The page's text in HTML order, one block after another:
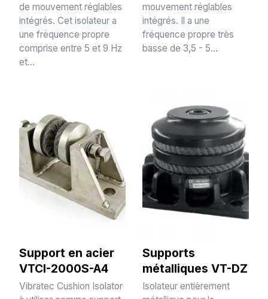
de mouvement réglables
intégrés. Cet isolateur a
une fréquence propre
comprise entre 5 et 9 Hz
et...
mouvement réglables
intégrés. Il a une
fréquence propre très
basse de 3,5 - 5...
Support en acier
VTCI-2000S-A4
Vibratec Cushion Isolator
Supports
métalliques VT-DZ
Isolateur entièrement